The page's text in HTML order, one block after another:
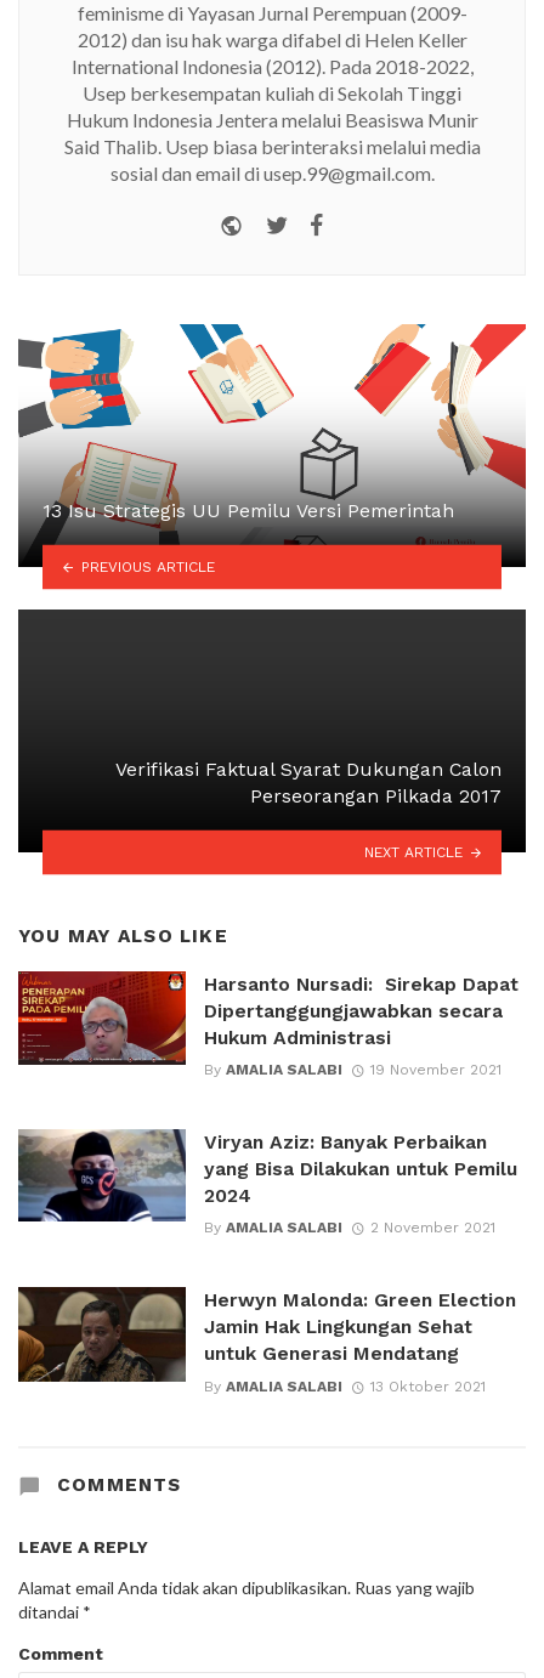
feminisme di Yayasan Jurnal Perempuan (2009-
2012) dan isu hak warga difabel di Helen Keller
International Indonesia (2012). Pada 2018-2022,
Usep berkesempatan kuliah di Sekolah Tinggi
Hukum Indonesia Jentera melalui Beasiswa Munir
Said Thalib. Usep biasa berinteraksi melalui media
sosial dan email di usep.99@gmail.com.
Website
Twitter
13 Isu Strategis UU Pemilu Versi Pemerintah
PREVIOUS ARTICLE
Verifikasi Faktual Syarat Dukungan Calon
Perseorangan Pilkada 2017
NEXT ARTICLE
YOU MAY ALSO LIKE
Harsanto Nursadi: Sirekap Dapat
Dipertanggungjawabkan secara
Hukum Administrasi
By AMALIA SALABI 19 November 2021
Viryan Aziz: Banyak Perbaikan
yang Bisa Dilakukan untuk Pemilu
2024
By AMALIA SALABI 2 November 2021
Herwyn Malonda: Green Election
Jamin Hak Lingkungan Sehat
untuk Generasi Mendatang
By AMALIA SALABI 13 Oktober 2021
COMMENTS
LEAVE A REPLY
Alamat email Anda tidak akan dipublikasikan. Ruas yang wajib
ditandai *
Comment